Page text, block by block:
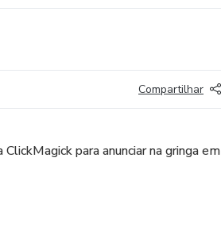
Compartilhar
para anunciar na gringa em